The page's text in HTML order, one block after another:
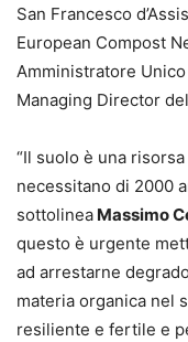
San Francesco
European Compost
Amministratore Unico
Managing Director
“Il suolo è una
necessitano di 2000
sottolinea Massimo
questo è urgente
ad arrestarne
materia organica nel
resiliente e fertile e